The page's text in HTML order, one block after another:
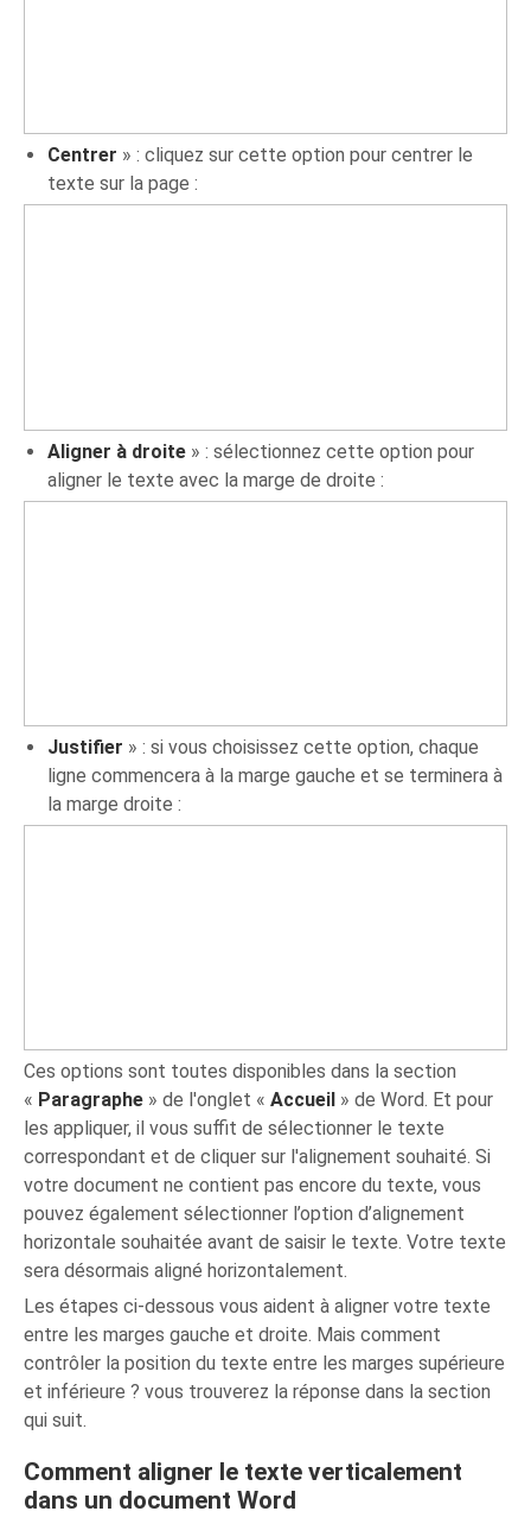
Centrer » : cliquez sur cette option pour centrer le
texte sur la page :
Aligner à droite » : sélectionnez cette option pour
aligner le texte avec la marge de droite :
Justifier » : si vous choisissez cette option, chaque
ligne commencera à la marge gauche et se terminera à
la marge droite :
Ces options sont toutes disponibles dans la section
« Paragraphe » de l'onglet «Accueil » de Word. Et pour
les appliquer, il vous suffit de sélectionner le texte
correspondant et de cliquer sur l'alignement souhaité. Si
votre document ne contient pas encore du texte, vous
pouvez également sélectionner l’option d’alignement
horizontale souhaitée avant de saisir le texte. Votre texte
sera désormais aligné horizontalement.
Les étapes ci-dessous vous aident à aligner votre texte
entre les marges gauche et droite. Mais comment
contrôler la position du texte entre les marges supérieure
et inférieure ? vous trouverez la réponse dans la section
qui suit.
Comment aligner le texte verticalement
dans un document Word